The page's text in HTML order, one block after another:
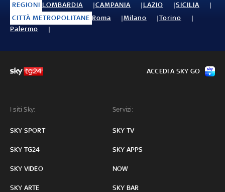
REGIONI LOMBARDIA CAMPANIA LAZIO
SICILIA
CITTÀ METROPOLITANE Roma Milano
Torino
Palermo
I siti Sky:
SKY SPORT
SKY TG24
SKY VIDEO
SKY ARTE
Servizi:
SKY TV
SKY APPS
NOW
SKY BAR
ACCEDI A SKY GO